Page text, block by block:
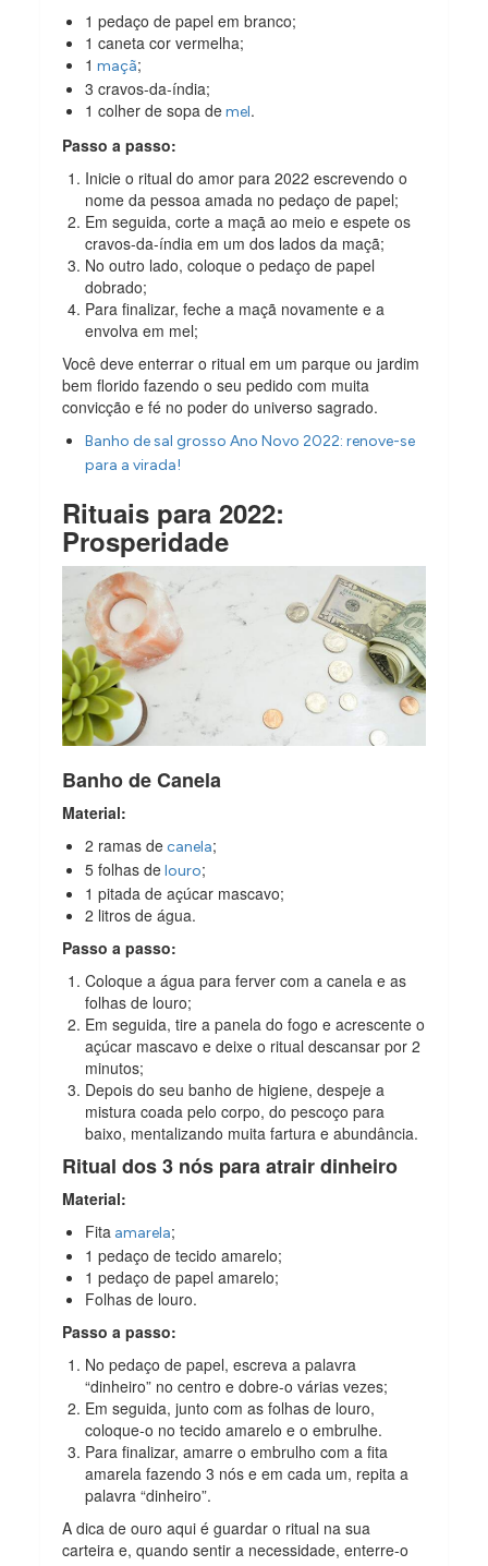
1 pedaço de papel em branco;
1 caneta cor vermelha;
1 maçã;
3 cravos-da-índia;
1 colher de sopa demel.
Passo a passo:
Inicie o ritual do amor para 2022 escrevendo o
nome da pessoa amada no pedaço de papel;
Em seguida, corte a maçã ao meio e espete os
cravos-da-índia em um dos lados da maçã;
No outro lado, coloque o pedaço de papel
dobrado;
Para finalizar, feche a maçã novamente e a
envolva em mel;
Você deve enterrar o ritual em um parque ou jardim
bem florido fazendo o seu pedido com muita
convicção e fé no poder do universo sagrado.
Banho de sal grosso Ano Novo 2022: renove-se
para a virada!
Rituais para 2022:
Prosperidade
Banho de Canela
Material:
2 ramas decanela;
5 folhas delouro;
1 pitada de açúcar mascavo;
2 litros de água.
Passo a passo:
Coloque a água para ferver com a canela e as
folhas de louro;
Em seguida, tire a panela do fogo e acrescente o
açúcar mascavo e deixe o ritual descansar por 2
minutos;
Depois do seu banho de higiene, despeje a
mistura coada pelo corpo, do pescoço para
baixo, mentalizando muita fartura e abundância.
Ritual dos 3 nós para atrair dinheiro
Material:
Fita amarela;
1 pedaço de tecido amarelo;
1 pedaço de papel amarelo;
Folhas de louro.
Passo a passo:
No pedaço de papel, escreva a palavra
“dinheiro” no centro e dobre-o várias vezes;
Em seguida, junto com as folhas de louro,
coloque-o no tecido amarelo e o embrulhe.
Para finalizar, amarre o embrulho com a fita
amarela fazendo 3 nós e em cada um, repita a
palavra “dinheiro”.
A dica de ouro aqui é guardar o ritual na sua
carteira e, quando sentir a necessidade, enterre-o